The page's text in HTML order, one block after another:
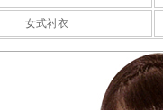
女式衬衣